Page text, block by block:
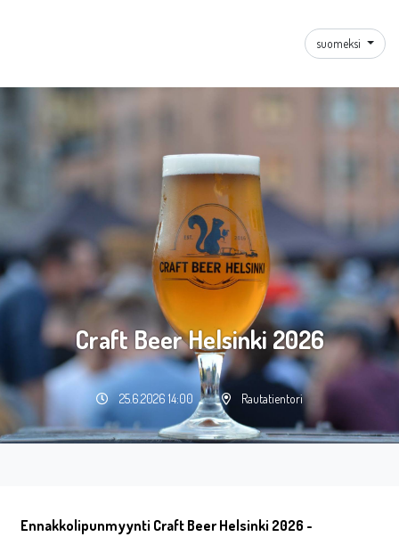
suomeksi
Craft Beer Helsinki 2026
25.6.2026 14:00 Rautatientori
Ennakkolipunmyynti Craft Beer Helsinki 2026 -